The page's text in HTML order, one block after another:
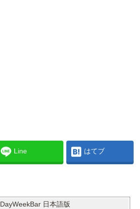
Line はてブ
DayWeekBar 日本語版